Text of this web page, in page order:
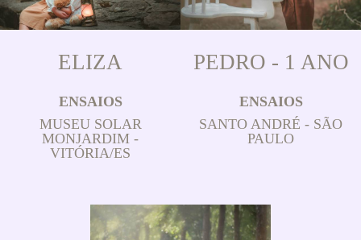
ELIZA
ENSAIOS
MUSEU SOLAR
MONJARDIM -
VITÓRIA/ES
PEDRO - 1 ANO
ENSAIOS
SANTO ANDRÉ - SÃO
PAULO